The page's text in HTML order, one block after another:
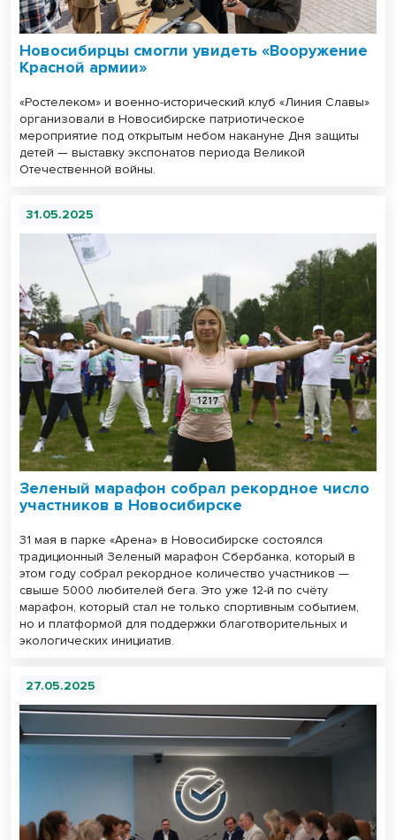
Новосибирцы смогли увидеть «Вооружение
Красной армии»
«Ростелеком» и военно-исторический клуб «Линия Славы»
организовали в Новосибирске патриотическое
мероприятие под открытым небом накануне Дня защиты
детей — выставку экспонатов периода Великой
Отечественной войны.
31.05.2025
Зеленый марафон собрал рекордное число
участников в Новосибирске
31 мая в парке «Арена» в Новосибирске состоялся
традиционный Зеленый марафон Сбербанка, который в
этом году собрал рекордное количество участников —
свыше 5000 любителей бега. Это уже 12-й по счёту
марафон, который стал не только спортивным событием,
но и платформой для поддержки благотворительных и
экологических инициатив.
27.05.2025